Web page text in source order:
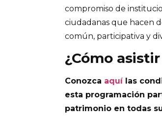
compromiso de
ciudadanas que hacen
común, participativa y
¿Cómo
Conozca aquílas
esta programación
patrimonio en todas